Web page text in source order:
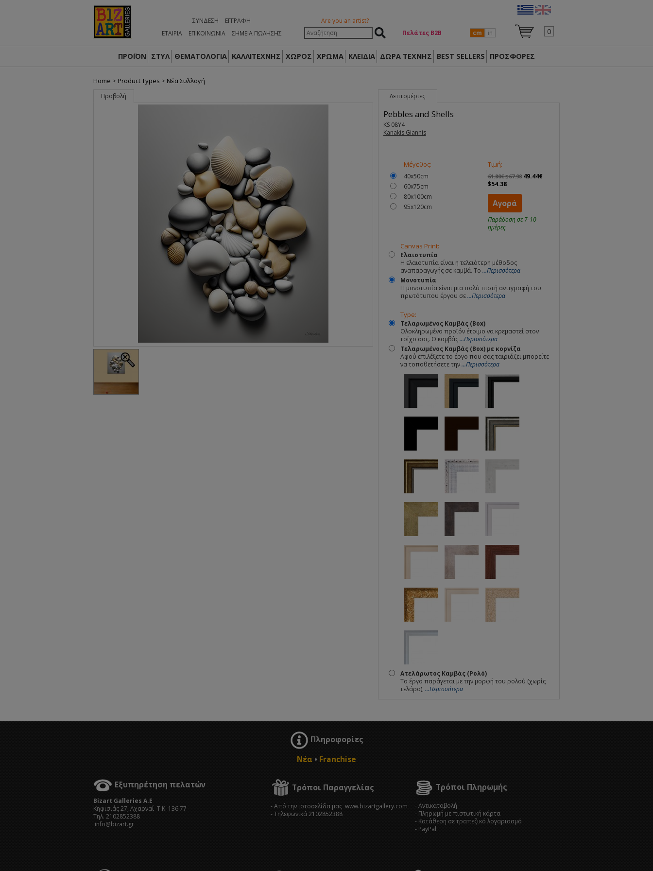
ΣΎΝΔΕΣΗ
ΕΓΓΡΑΦΉ
ΕΤΑΙΡΙΑ
ΕΠΙΚΟΙΝΩΝΙΑ ΣΗΜΕΙΑ ΠΩΛΗΣΗΣ
Are you an artist?
Πελάτες Β2Β
cm in 0
ΠΡΟΪΟΝ ΣΤΥΛ ΘΕΜΑΤΟΛΟΓΙΑ ΚΑΛΛΙΤΕΧΝΗΣ ΧΩΡΟΣ ΧΡΩΜΑ ΚΛΕΙΔΙΑ ΔΏΡΑ ΤΈΧΝΗΣ BEST SELLERS ΠΡΟΣΦΟΡΕΣ
Home > Product Types > Nέα Συλλογή
Προβολή Λεπτομέριες
Pebbles and Shells
KS 08Y4
Kanakis Giannis
Μέγεθος:
40x50cm
60x75cm
80x100cm
95x120cm
Τιμή:
61.80€ $67.98 49.44€
$54.38
Αγορά
Παράδοση σε 7-10
ημέρες
Canvas Print:
Ελαιοτυπία
Η ελαιοτυπία είναι η τελειότερη μέθοδος
αναπαραγωγής σε καμβά. Το ...Περισσότερα
Μονοτυπία
Η μονοτυπία είναι μια πολύ πιστή αντιγραφή του
πρωτότυπου έργου σε...Περισσότερα
Type:
Τελαρωμένος Καμβάς (Box)
Ολοκληρωμένο προϊόν έτοιμο να κρεμαστεί στον
τοίχο σας. Ο καμβάς...Περισσότερα
Τελαρωμένος Καμβάς (Box) με κορνίζα
Αφού επιλέξετε το έργο που σας ταιριάζει μπορείτε
να τοποθετήσετε την...Περισσότερα
Ατελάρωτος Καμβάς (Ρολό)
Το έργο παράγεται με την μορφή του ρολού (χωρίς
τελάρο), ...Περισσότερα
Πληροφορίες
Νέα • Franchise
Εξυπηρέτηση πελατών
Bizart Galleries A.E
Kηφισιάς 27, Αχαρναί Τ.Κ. 136 77
Τηλ. 2102852388
info@bizart.gr
Τρόποι Παραγγελίας
- Από την ιστοσελίδα μας www.bizartgallery.com
- Tηλεφωνικά 2102852388
Τρόποι Πληρωμής
- Αντικαταβολή
- Πληρωμή με πιστωτική κάρτα
- Κατάθεση σε τραπεζικό λογαριασμό
- PayPal